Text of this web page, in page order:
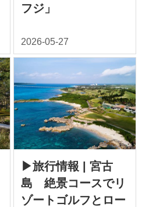
フジ」
▶旅行情報 | 宮古
島 絶景コースでリ
ゾートゴルフとロー